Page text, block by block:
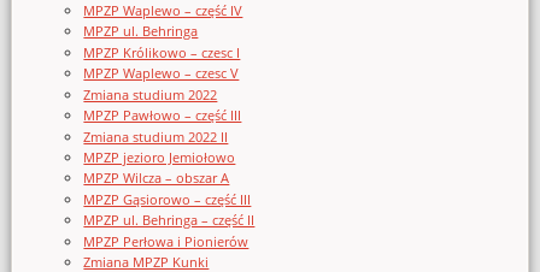
MPZP Waplewo – część IV
MPZP ul. Behringa
MPZP Królikowo – czesc I
MPZP Waplewo – czesc V
Zmiana studium 2022
MPZP Pawłowo – część III
Zmiana studium 2022 II
MPZP jezioro Jemiołowo
MPZP Wilcza – obszar A
MPZP Gąsiorowo – część III
MPZP ul. Behringa – część II
MPZP Perłowa i Pionierów
Zmiana MPZP Kunki